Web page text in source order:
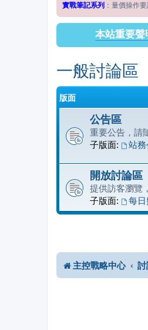
實戰筆記系列 ：量價操作
本站重要聲
一般討論區
版面
公告區
重要公告，請
子版面:
站
開放討論區
提供訪客瀏覽
子版面:
每
主控戰略中心